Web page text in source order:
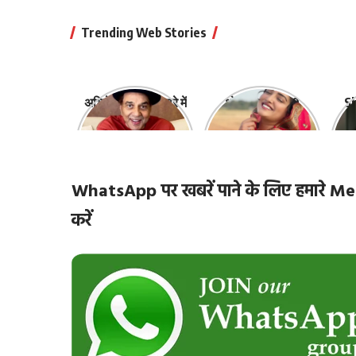
Trending Web Stories
अभिनेता धर्मेंद्र के बारे में
10 रोचक बातें, जिनके
भोजपुरी की ये 10
हसीनाएं हैं सबसे
WhatsApp पर खबरें पाने के लिए हमारे
करें